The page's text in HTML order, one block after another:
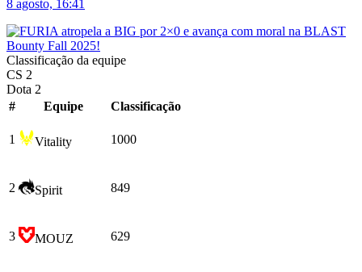
8 agosto, 16:41
Classificação da equipe
CS 2
Dota 2
#
Equipe Сlassificação
1 Vitality 1000
2 Spirit 849
3 MOUZ 629